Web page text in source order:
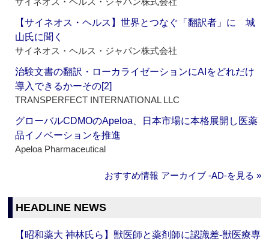
【サイネオス・ヘルス】世界とつなぐ「翻訳者」に 城
山氏に聞く
サイネオス・ヘルス・ジャパン株式会社
治験文書の翻訳・ローカライゼーションにAIをどれだけ
導入できるかーその[2]
TRANSPERFECT INTERNATIONAL LLC
グローバルCDMOのApeloa、日本市場に本格展開し医薬
品イノベーションを推進
Apeloa Pharmaceutical
おすすめ情報 アーカイブ ‐AD‐を見る »
HEADLINE NEWS
【昭和薬大 神林氏ら】獣医師と薬剤師に認識差‐獣医療専